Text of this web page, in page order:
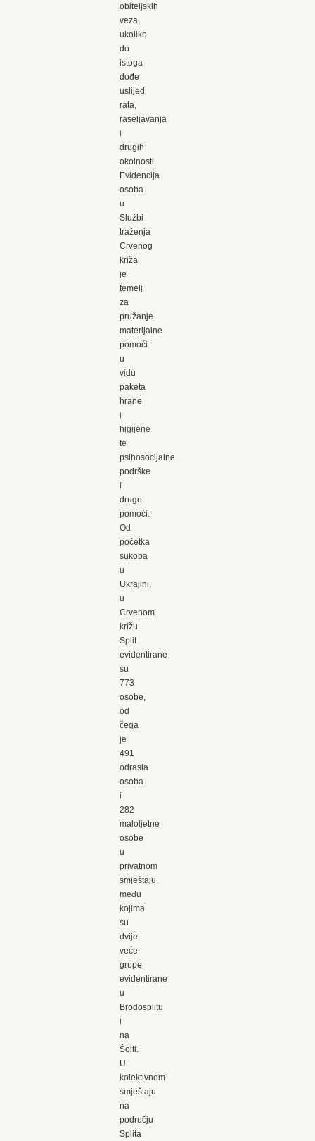
obiteljskih
veza,
ukoliko
do
istoga
dođe
uslijed
rata,
raseljavanja
i
drugih
okolnosti.
Evidencija
osoba
u
Službi
traženja
Crvenog
križa
je
temelj
za
pružanje
materijalne
pomoći
u
vidu
paketa
hrane
i
higijene
te
psihosocijalne
podrške
i
druge
pomoći.
Od
početka
sukoba
u
Ukrajini,
u
Crvenom
križu
Split
evidentirane
su
773
osobe,
od
čega
je
491
odrasla
osoba
i
282
maloljetne
osobe
u
privatnom
smještaju,
među
kojima
su
dvije
veće
grupe
evidentirane
u
Brodosplitu
i
na
Šolti.
U
kolektivnom
smještaju
na
području
Splita